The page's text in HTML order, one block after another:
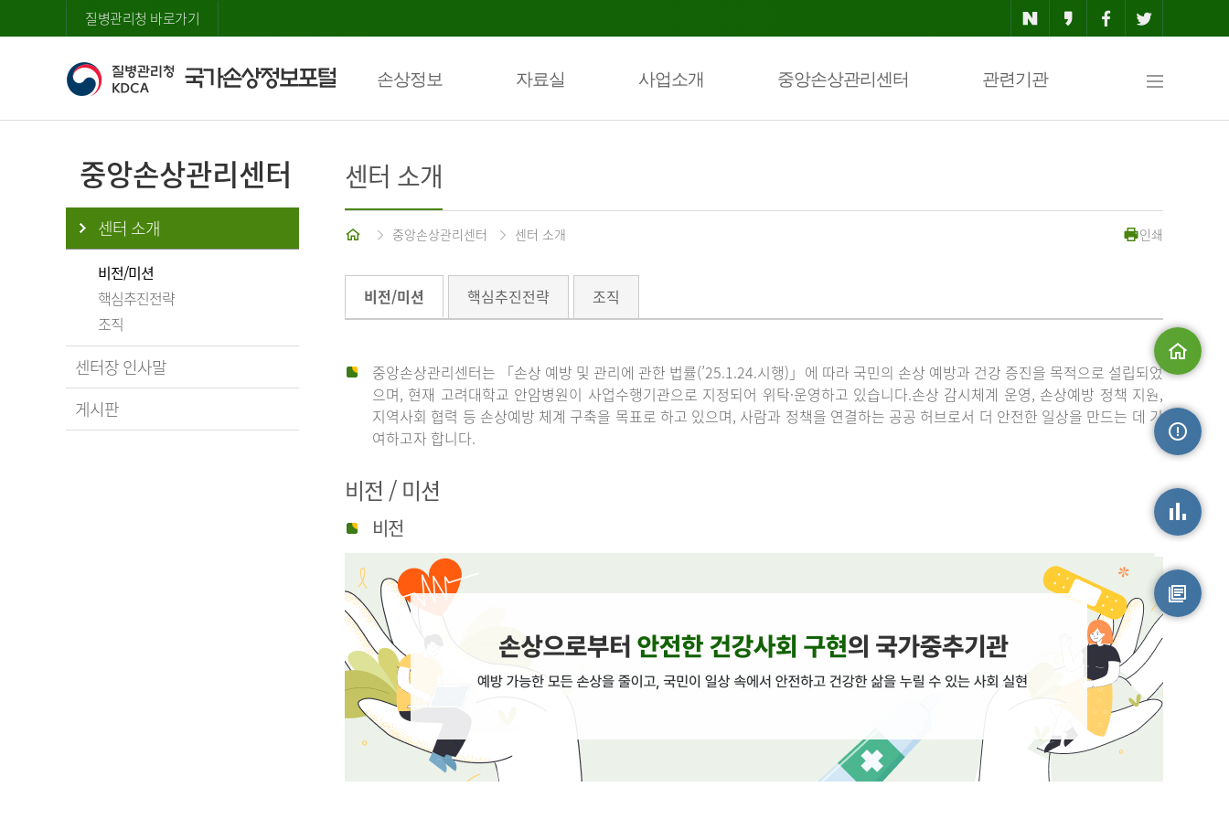
질병관리청 바로가기
손상정보 자료실 사업소개 중앙손상관리센터 관련기관
맵
중앙손상관리센터
센터 소개
비전/미션
핵심추진전략
조직
센터장 인사말
게시판
센터 소개
중앙손상관리센터 센터 소개 인쇄
비전/미션 핵심추진전략 조직
중앙손상관리센터는 「손상 예방 및 관리에 관한 법률(’25.1.24.시행)」에 따라 국민의 손상 예방과 건강 증진을 목적으로 설립되었
으며, 현재 고려대학교 안암병원이 사업수행기관으로 지정되어 위탁·운영하고 있습니다.손상 감시체계 운영, 손상예방 정책 지원,
지역사회 협력 등 손상예방 체계 구축을 목표로 하고 있으며, 사람과 정책을 연결하는 공공 허브로서 더 안전한 일상을 만드는 데 기
여하고자 합니다.
비전 / 미션
비전
원시자료